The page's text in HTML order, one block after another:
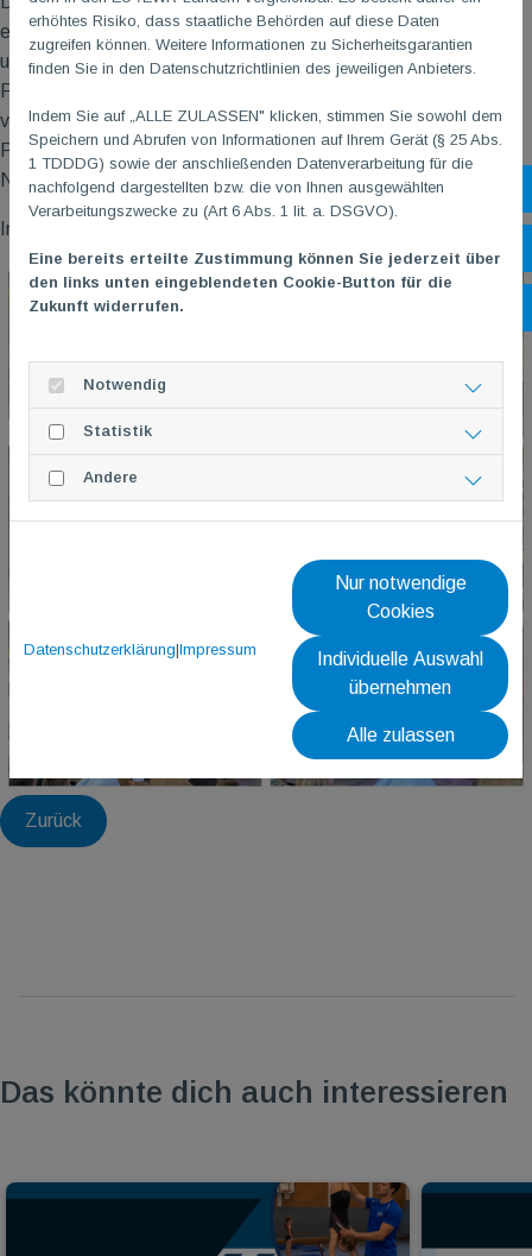
Zurück
einer kleinen Hebefigur, auf einen Musikmix von “Ice Ice Baby”
und “APT”. Dance'n'Joy zeigte eine energiegeladene
Fußballshow zu Fankurven-Beats. Last but not least
verzauberte unsere Jungendtanzgruppe Dance Passion das
Publikum mit einer magischen Reise in die Welt von 1001
Nacht.
Interessiert? Wir freuen uns auf deine Nachricht!
Das könnte dich auch interessieren
erhöhtes Risiko, dass staatliche Behörden auf diese Daten
zugreifen können. Weitere Informationen zu Sicherheitsgarantien
finden Sie in den Datenschutzrichtlinien des jeweiligen Anbieters.
Indem Sie auf „ALLE ZULASSEN" klicken, stimmen Sie sowohl dem
Speichern und Abrufen von Informationen auf Ihrem Gerät (§ 25 Abs.
1 TDDDG) sowie der anschließenden Datenverarbeitung für die
nachfolgend dargestellten bzw. die von Ihnen ausgewählten
Verarbeitungszwecke zu (Art 6 Abs. 1 lit. a. DSGVO).
Eine bereits erteilte Zustimmung können Sie jederzeit über
den links unten eingeblendeten Cookie-Button für die
Zukunft widerrufen.
Notwendig
Statistik
Andere
Datenschutzerklärung|Impressum
Nur notwendige
Cookies
Individuelle Auswahl
übernehmen
Alle zulassen